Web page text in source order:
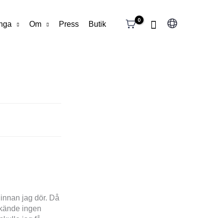
Om Press Butik
Välj
jag dör. Då
ingen